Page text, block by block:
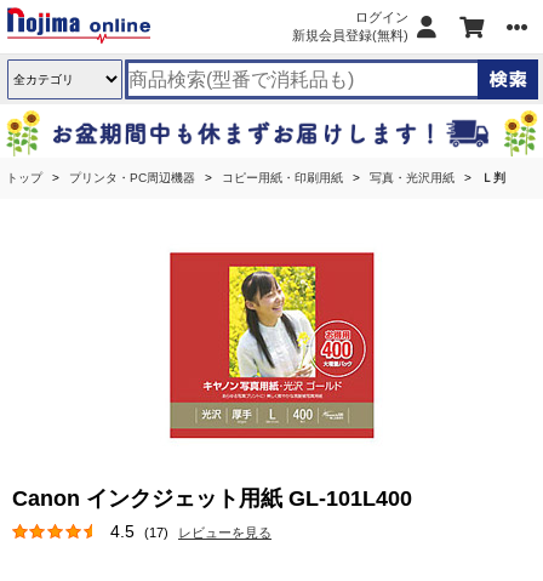
ログイン
新規会員登録(無料)
トップ プリンタ・PC周辺機器 コピー用紙・印刷用紙 写真・光沢用紙 Ｌ判
Canon インクジェット用紙 GL-101L400
4.5 (17) レビューを見る